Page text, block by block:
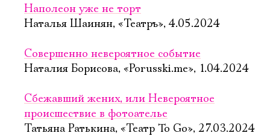
Наполеон уже не торт
Наталья Шаинян, «Театръ», 4.05.2024
Совершенно невероятное событие
Наталия Борисова, «Porusski.me», 1.04.2024
Сбежавший жених, или Невероятное
происшествие в фотоателье
Татьяна Ратькина, «Театр To Go», 27.03.2024